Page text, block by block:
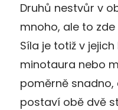
Druhů nestvůr v
mnoho, ale to
Síla je totiž v
minotaura nebo
poměrně snadno,
postaví obě dvě